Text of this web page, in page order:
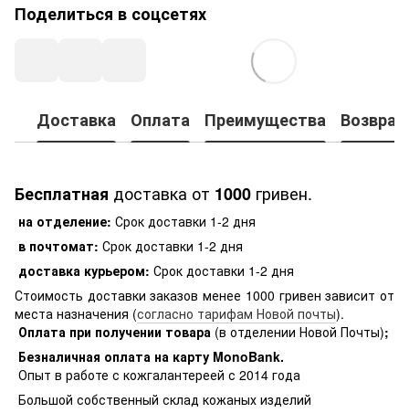
Поделиться в соцсетях
Доставка Оплата Преимущества Возврат
Бесплатная доставка от 1000 гривен.
на отделение: Срок доставки 1-2 дня
в почтомат: Срок доставки 1-2 дня
доставка курьером: Срок доставки 1-2 дня
Стоимость доставки заказов менее 1000 гривен зависит от
места назначения (согласно тарифам Новой почты).
Оплата при получении товара (в отделении Новой Почты);
Безналичная оплата на карту MonoBank.
Опыт в работе с кожгалантереей с 2014 года
Большой собственный склад кожаных изделий